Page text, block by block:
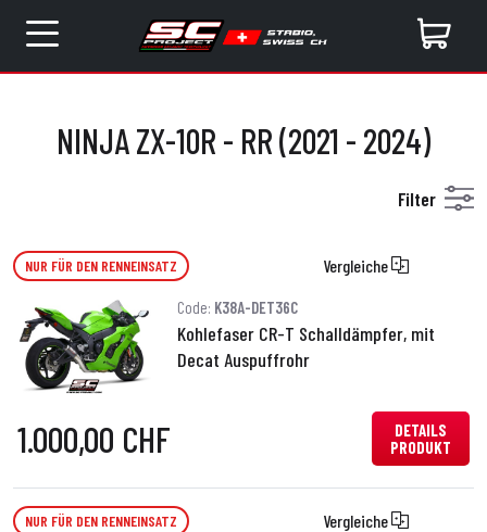
NINJA ZX-10R - RR (2021 - 2024)
Filter
NUR FÜR DEN RENNEINSATZ Vergleiche
Code: K38A-DET36C
Kohlefaser CR-T Schalldämpfer, mit
Decat Auspuffrohr
1.000,00 CHF
DETAILS
PRODUKT
NUR FÜR DEN RENNEINSATZ Vergleiche